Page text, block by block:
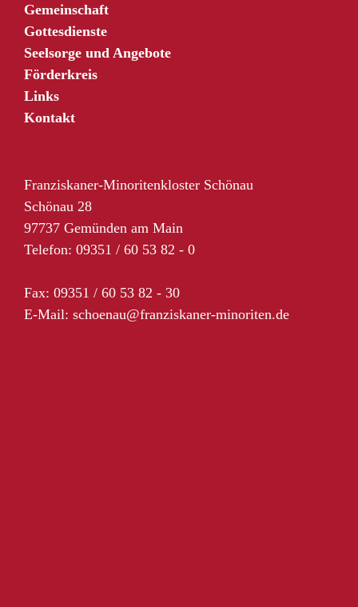
Gemeinschaft
Gottesdienste
Seelsorge und Angebote
Förderkreis
Links
Kontakt
Franziskaner-Minoritenkloster Schönau
Schönau 28
97737 Gemünden am Main
Telefon: 09351 / 60 53 82 - 0
Fax: 09351 / 60 53 82 - 30
E-Mail: schoenau@franziskaner-minoriten.de